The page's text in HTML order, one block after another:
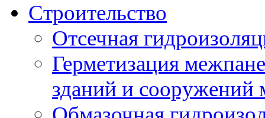
Строительство
Отсечная
Герметизация
зданий и сооружений